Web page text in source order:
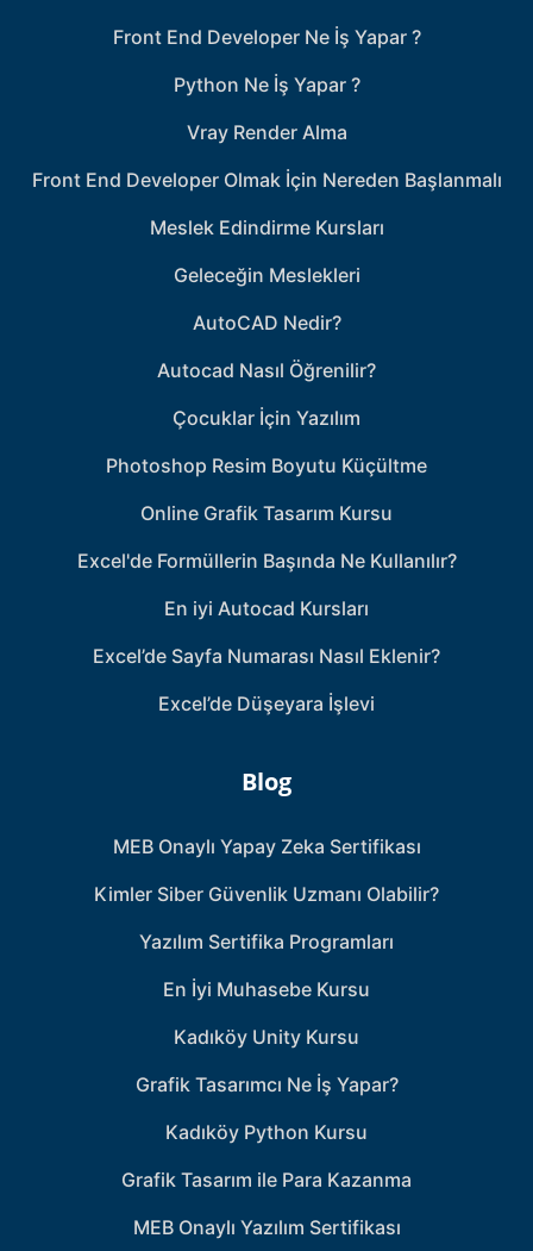
Front End Developer Ne İş Yapar ?
Python Ne İş Yapar ?
Vray Render Alma
Front End Developer Olmak İçin Nereden Başlanmalı
Meslek Edindirme Kursları
Geleceğin Meslekleri
AutoCAD Nedir?
Autocad Nasıl Öğrenilir?
Çocuklar İçin Yazılım
Photoshop Resim Boyutu Küçültme
Online Grafik Tasarım Kursu
Excel'de Formüllerin Başında Ne Kullanılır?
En iyi Autocad Kursları
Excel’de Sayfa Numarası Nasıl Eklenir?
Excel’de Düşeyara İşlevi
Blog
MEB Onaylı Yapay Zeka Sertifikası
Kimler Siber Güvenlik Uzmanı Olabilir?
Yazılım Sertifika Programları
En İyi Muhasebe Kursu
Kadıköy Unity Kursu
Grafik Tasarımcı Ne İş Yapar?
Kadıköy Python Kursu
Grafik Tasarım ile Para Kazanma
MEB Onaylı Yazılım Sertifikası